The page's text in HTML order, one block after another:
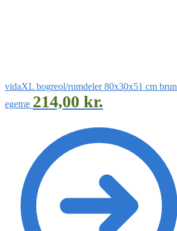
vidaXL bogreol/rumdeler 80x30x51 cm brun
egetræ 214,00 kr.